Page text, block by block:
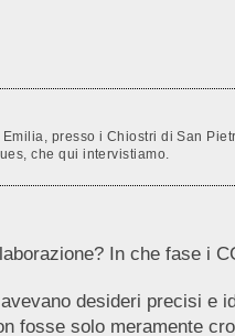
presso i Chiostri di San
che qui intervistiamo.
In che fase i
desideri precisi e
fosse solo meramente